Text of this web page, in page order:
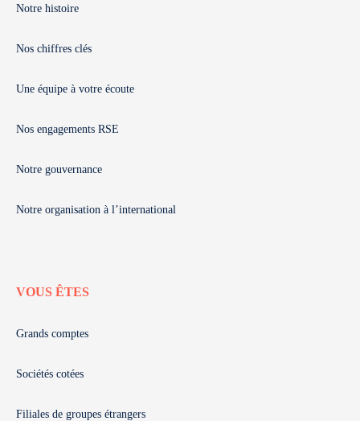
Notre histoire
Nos chiffres clés
Une équipe à votre écoute
Nos engagements RSE
Notre gouvernance
Notre organisation à l’international
VOUS ÊTES
Grands comptes
Sociétés cotées
Filiales de groupes étrangers